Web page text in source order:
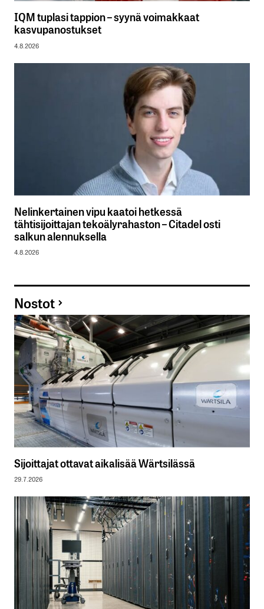
IQM tuplasi tappion – syynä voimakkaat
kasvupanostukset
4.8.2026
Nelinkertainen vipu kaatoi hetkessä
tähtisijoittajan tekoälyrahaston – Citadel osti
salkun alennuksella
4.8.2026
Nostot
Sijoittajat ottavat aikalisää Wärtsilässä
29.7.2026